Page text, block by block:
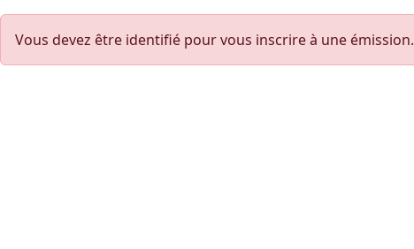
Vous devez être identifié pour vous inscrire à une émission.